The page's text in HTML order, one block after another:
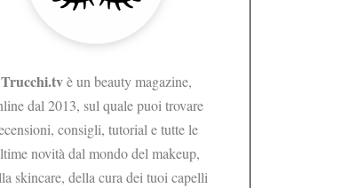
Trucchi.tvè un beauty magazine,
dal 2013, sul quale puoi trovare
consigli, tutorial e tutte le
novità dal mondo del makeup,
skincare, della cura dei tuoi capelli